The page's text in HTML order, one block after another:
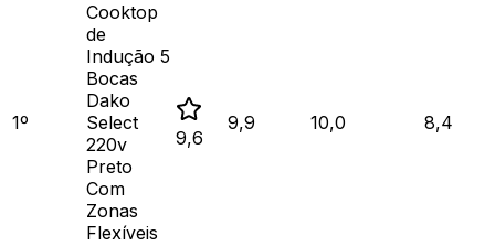
1º
Cooktop
de
Indução 5
Bocas
Dako
Select
220v
Preto
Com
Zonas
Flexíveis
9,6
9,9 10,0 8,4